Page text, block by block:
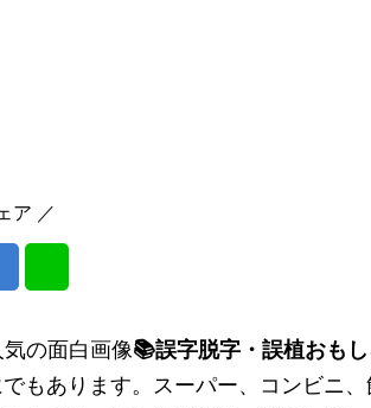
ア ／
の面白画像📚誤字脱字・誤植おも
もあります。スーパー、コンビニ